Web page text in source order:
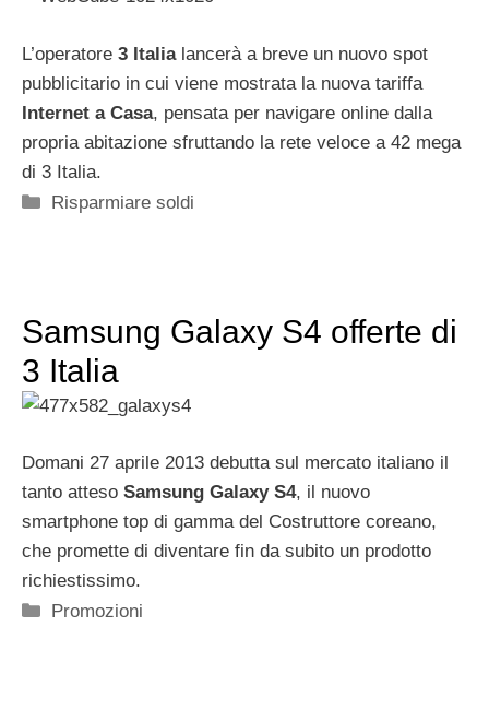
L’operatore 3 Italialancerà a breve un nuovo spot
pubblicitario in cui viene mostrata la nuova tariffa
Internet a Casa, pensata per navigare online dalla
propria abitazione sfruttando la rete veloce a 42 mega
di 3 Italia.
Categorie
Risparmiare soldi
Samsung Galaxy S4 offerte di
3 Italia
Domani 27 aprile 2013 debutta sul mercato italiano il
tanto atteso Samsung Galaxy S4, il nuovo
smartphone top di gamma del Costruttore coreano,
che promette di diventare fin da subito un prodotto
richiestissimo.
Categorie
Promozioni